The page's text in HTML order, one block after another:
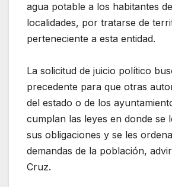
agua potable a los habitantes
localidades, por tratarse de
perteneciente a esta entidad.
La solicitud de juicio político
precedente para que otras
del estado o de los
cumplan las leyes en donde se
sus obligaciones y se les
demandas de la población,
Cruz.